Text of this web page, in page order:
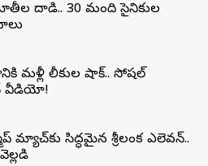
దాడి.. 30 మంది సైనికుల
మళ్లీ లీకుల షాక్.. సోషల్
వీడియో!
మ్యాచ్‌కు సిద్ధమైన శ్రీలంక ఎలెవన్..